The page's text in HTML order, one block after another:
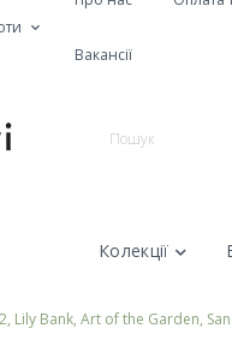
Вакансії
Колекції
Lily Bank, Art of the Garden,